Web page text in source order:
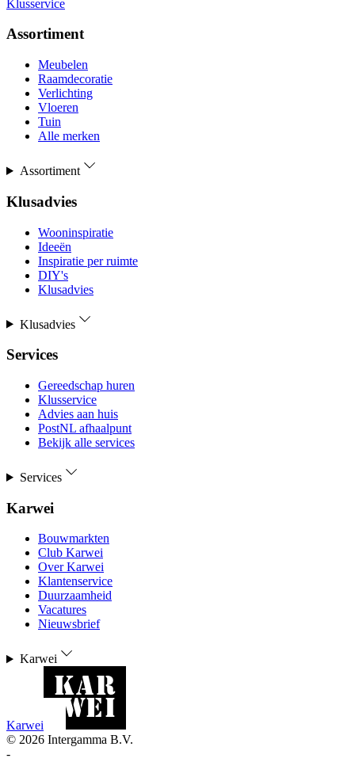
Klusservice
Assortiment
Meubelen
Raamdecoratie
Verlichting
Vloeren
Tuin
Alle merken
Assortiment
Klusadvies
Wooninspiratie
Ideeën
Inspiratie per ruimte
DIY's
Klusadvies
Klusadvies
Services
Gereedschap huren
Klusservice
Advies aan huis
PostNL afhaalpunt
Bekijk alle services
Services
Karwei
Bouwmarkten
Club Karwei
Over Karwei
Klantenservice
Duurzaamheid
Vacatures
Nieuwsbrief
Karwei
Karwei
© 2026 Intergamma B.V.
-